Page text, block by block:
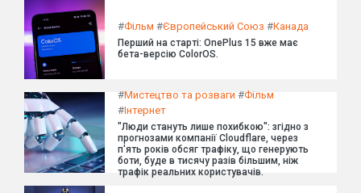
#Фільм #Європейський Союз #Канада
Перший на старті: OnePlus 15 вже має
бета-версію ColorOS.
#Мистецтво та розваги #Фільм
#Інтернет
"Люди стануть лише похибкою": згідно з
прогнозами компанії Cloudflare, через
п'ять років обсяг трафіку, що генерують
боти, буде в тисячу разів більшим, ніж
трафік реальних користувачів.